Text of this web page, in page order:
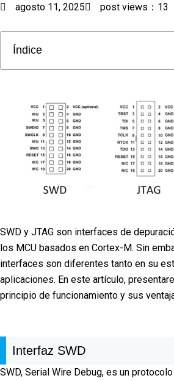
agosto 11, 2025 post views：13
Índice
SWD y JTAG son interfaces de
los MCU basados en Cortex-M. Sin
interfaces son diferentes tanto en su
aplicaciones. En este artículo,
principio de funcionamiento y sus
Interfaz SWD
SWD, Serial Wire Debug, es un